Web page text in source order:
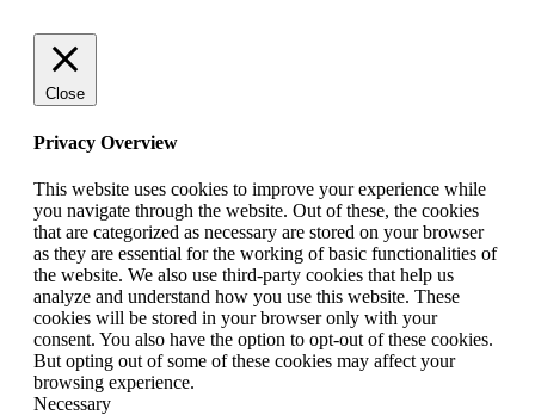
Close
Privacy Overview
This website uses cookies to improve your experience while
you navigate through the website. Out of these, the cookies
that are categorized as necessary are stored on your browser
as they are essential for the working of basic functionalities of
the website. We also use third-party cookies that help us
analyze and understand how you use this website. These
cookies will be stored in your browser only with your
consent. You also have the option to opt-out of these cookies.
But opting out of some of these cookies may affect your
browsing experience.
Necessary